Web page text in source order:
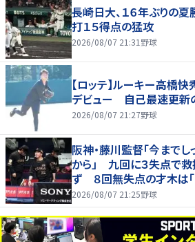
長崎日大、１６年ぶりの
打１５得点の猛攻
2026/08/07 21:31 野球
【ロッテ】ルーキー高橋
デビュー 自己最速更新
2026/08/07 21:27野球
阪神・藤川監督「今まで
から」 九回に３失点で
ず ８回無失点の才木は「
の回まででも十分な仕事で
2026/08/07 21:25野球